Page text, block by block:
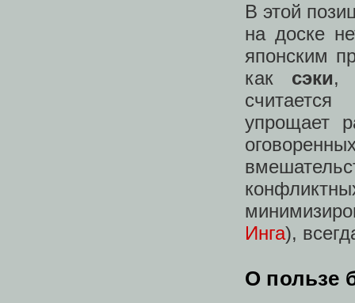
В этой
на доске
японским
как сэки,
упрощает
Инга),
О пользе